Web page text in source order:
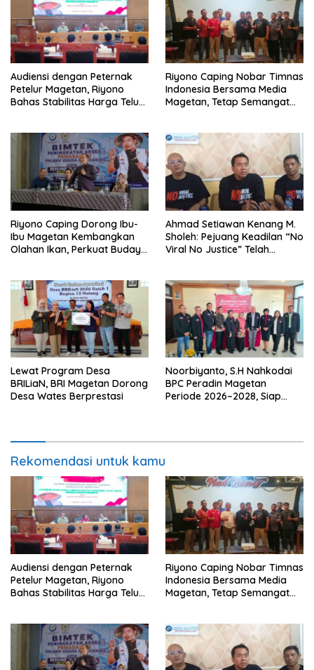
Audiensi dengan Peternak
Petelur Magetan, Riyono
Bahas Stabilitas Harga Telur
Riyono Caping Nobar Timnas
Indonesia Bersama Media
Magetan, Tetap Semangat
Riyono Caping Dorong Ibu-
Ibu Magetan Kembangkan
Olahan Ikan, Perkuat Budaya
Ahmad Setiawan Kenang M.
Sholeh: Pejuang Keadilan “No
Viral No Justice” Telah
Lewat Program Desa
BRILiaN, BRI Magetan Dorong
Desa Wates Berprestasi
Noorbiyanto, S.H Nahkodai
BPC Peradin Magetan
Periode 2026–2028, Siap
Rekomendasi untuk kamu
Audiensi dengan Peternak
Petelur Magetan, Riyono
Bahas Stabilitas Harga Telur
Riyono Caping Nobar Timnas
Indonesia Bersama Media
Magetan, Tetap Semangat